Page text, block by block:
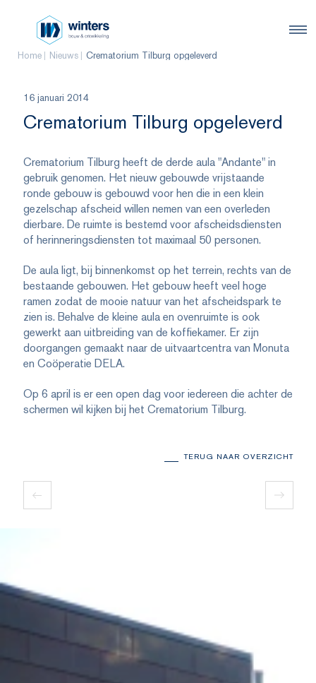
Home Nieuws Crematorium Tilburg opgeleverd
16 januari 2014
Crematorium Tilburg opgeleverd
Crematorium Tilburg heeft de derde aula "Andante" in
gebruik genomen. Het nieuw gebouwde vrijstaande
ronde gebouw is gebouwd voor hen die in een klein
gezelschap afscheid willen nemen van een overleden
dierbare. De ruimte is bestemd voor afscheidsdiensten
of herinneringsdiensten tot maximaal 50 personen.
De aula ligt, bij binnenkomst op het terrein, rechts van de
bestaande gebouwen. Het gebouw heeft veel hoge
ramen zodat de mooie natuur van het afscheidspark te
zien is. Behalve de kleine aula en ovenruimte is ook
gewerkt aan uitbreiding van de koffiekamer. Er zijn
doorgangen gemaakt naar de uitvaartcentra van Monuta
en Coöperatie DELA.
Op 6 april is er een open dag voor iedereen die achter de
schermen wil kijken bij het Crematorium Tilburg.
TERUG NAAR OVERZICHT